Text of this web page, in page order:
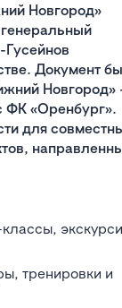
Новгород»
Документ
Новгород»
ФК «Оренбург».
для
тренировки и